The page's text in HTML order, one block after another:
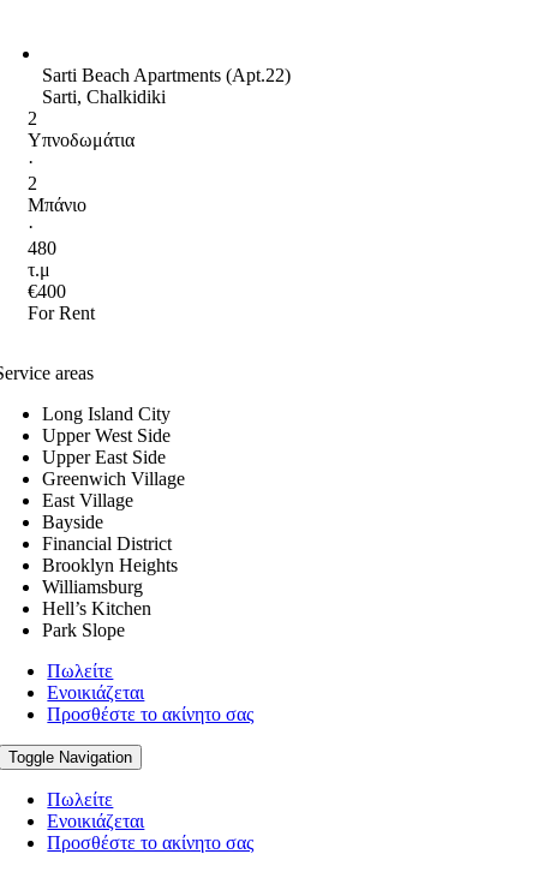
Sarti Beach Apartments (Apt.22)
Sarti, Chalkidiki
2
Υπνοδωμάτια
·
2
Μπάνιο
·
480
τ.μ
€400
For Rent
areas
Long Island City
Upper West Side
Upper East Side
Greenwich Village
East Village
Bayside
Financial District
Brooklyn Heights
Williamsburg
Hell’s Kitchen
Park Slope
Πωλείτε
Ενοικιάζεται
Προσθέστε το ακίνητο σας
Toggle Navigation
Πωλείτε
Ενοικιάζεται
Προσθέστε το ακίνητο σας